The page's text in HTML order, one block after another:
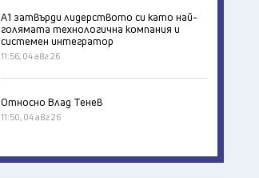
А1 затвърди лидерството си като най-
голямата технологична компания и
системен интегратор
11:56, 04 авг 26
Относно Влад Тенев
11:50, 04 авг 26